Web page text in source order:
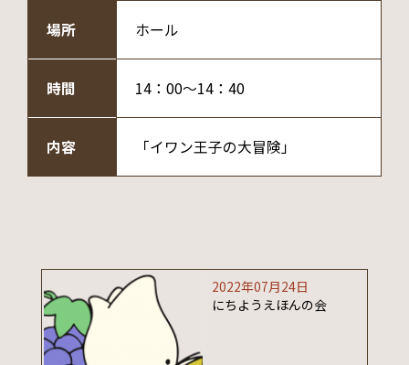
場所 ホール
時間 14：00～14：40
内容 「イワン王子の大冒険」
2022年07月24日
にちようえほんの会